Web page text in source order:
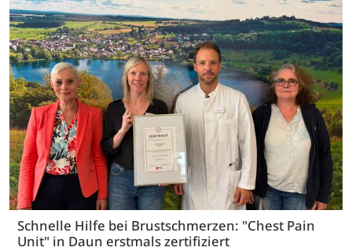
Schnelle Hilfe bei Brustschmerzen: "Chest Pain
Unit" in Daun erstmals zertifiziert